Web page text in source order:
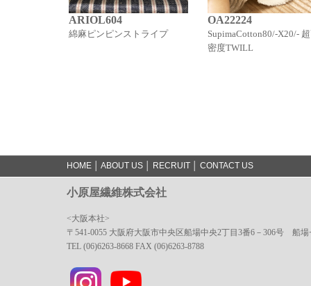
ARIOL604
綿麻ピンピンストライプ
OA22224
SupimaCotton80/-X20/-
密度TWILL
HOME ABOUT US RECRUIT CONTACT US
小原屋繊維株式会社
<大阪本社>
〒541-0055 大阪府大阪市中央区船場中央2丁目3番6－306号 船
TEL (06)6263-8668 FAX (06)6263-8788